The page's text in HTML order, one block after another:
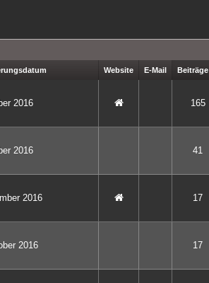
Website E-Mail Beiträge
2016 165
2016 41
2016 17
2016 17